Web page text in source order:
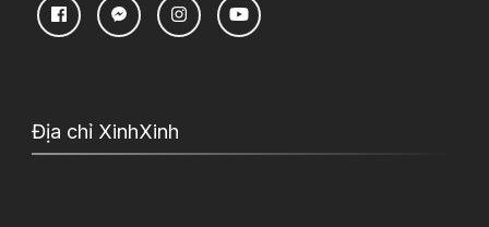
Địa chỉ XinhXinh